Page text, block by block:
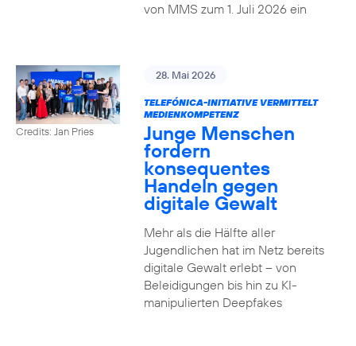
von MMS zum 1. Juli 2026 ein
Credits: Jan Pries
28. Mai 2026
TELEFÓNICA-INITIATIVE VERMITTELT
MEDIENKOMPETENZ
Junge Menschen
fordern
konsequentes
Handeln gegen
digitale Gewalt
Mehr als die Hälfte aller
Jugendlichen hat im Netz bereits
digitale Gewalt erlebt – von
Beleidigungen bis hin zu KI-
manipulierten Deepfakes